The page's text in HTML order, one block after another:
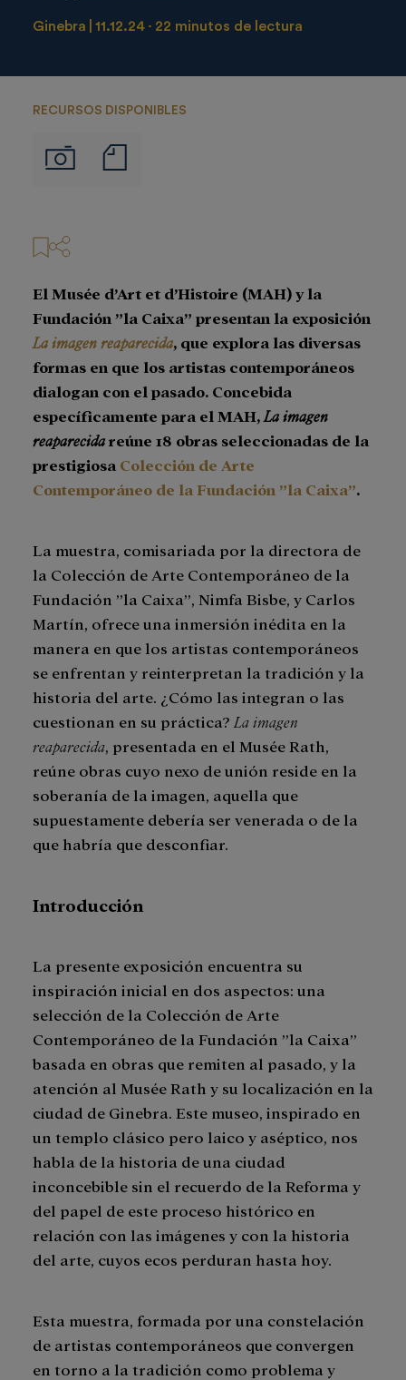
Ginebra 11.12.24 22 minutos de lectura
RECURSOS DISPONIBLES
Imágenes
de
El Musée d’Art et d’Histoire (MAH) y la
Fundación ”la Caixa” presentan la exposición
La imagen reaparecida, que explora las diversas
formas en que los artistas contemporáneos
dialogan con el pasado. Concebida
específicamente para el MAH,La imagen
reaparecidareúne 18 obras seleccionadas de la
prestigiosa Colección de Arte
Contemporáneo de la Fundación ”la Caixa”.
La muestra, comisariada por la directora de
la Colección de Arte Contemporáneo de la
Fundación ”la Caixa”, Nimfa Bisbe, y Carlos
Martín, ofrece una inmersión inédita en la
manera en que los artistas contemporáneos
se enfrentan y reinterpretan la tradición y la
historia del arte. ¿Cómo las integran o las
cuestionan en su práctica? La imagen
reaparecida, presentada en el Musée Rath,
reúne obras cuyo nexo de unión reside en la
soberanía de la imagen, aquella que
supuestamente debería ser venerada o de la
que habría que desconfiar.
Introducción
La presente exposición encuentra su
inspiración inicial en dos aspectos: una
selección de la Colección de Arte
Contemporáneo de la Fundación ”la Caixa”
basada en obras que remiten al pasado, y la
atención al Musée Rath y su localización en la
ciudad de Ginebra. Este museo, inspirado en
un templo clásico pero laico y aséptico, nos
habla de la historia de una ciudad
inconcebible sin el recuerdo de la Reforma y
del papel de este proceso histórico en
relación con las imágenes y con la historia
del arte, cuyos ecos perduran hasta hoy.
Esta muestra, formada por una constelación
de artistas contemporáneos que convergen
en torno a la tradición como problema y